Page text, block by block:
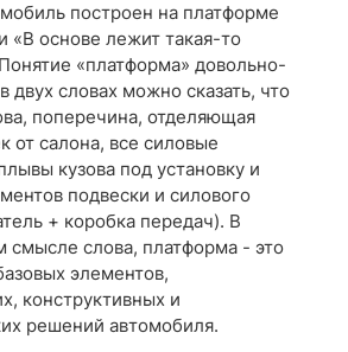
построен на платформе
«В основе лежит такая-то
«платформа» довольно-
двух словах можно сказать, что
поперечина, отделяющая
от салона, все силовые
кузова под установку и
подвески и силового
+ коробка передач). В
смысле слова, платформа - это
элементов,
конструктивных и
решений автомобиля.